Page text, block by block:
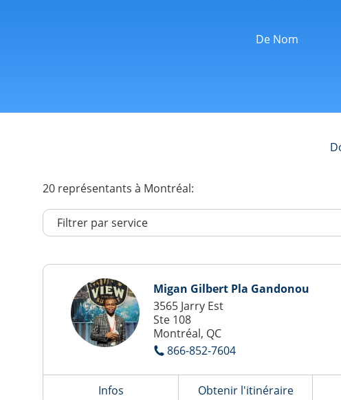
De Nom
20 représentants à Montréal:
Migan Gilbert Pla Gandonou
3565 Jarry Est
Ste 108
Montréal, QC
866-852-7604
Infos Obtenir l'itinéraire